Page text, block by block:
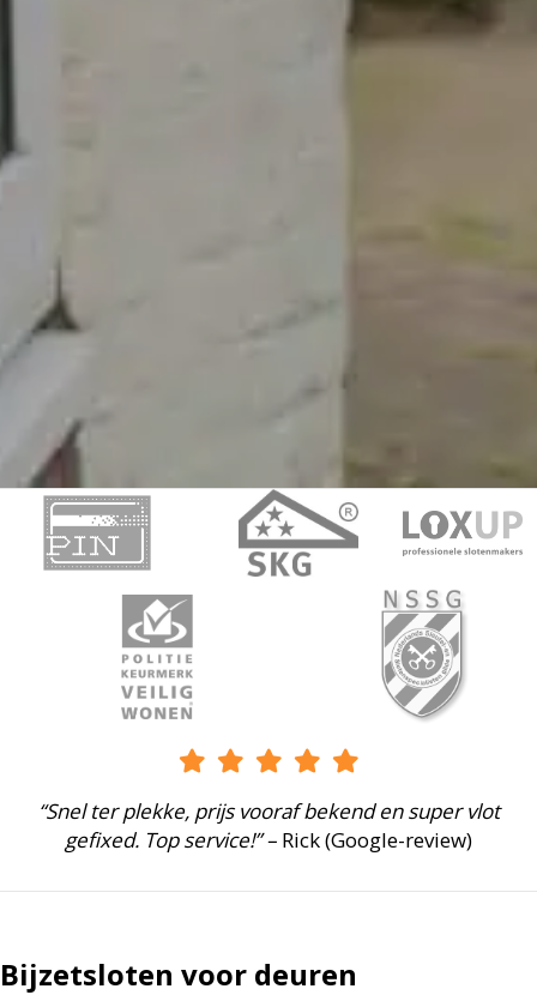
“Snel ter plekke, prijs vooraf bekend en super vlot
gefixed. Top service!” – Rick (Google-review)
Bijzetsloten voor deuren